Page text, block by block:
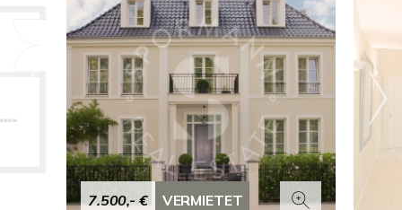
7.500,- € VERMIETET